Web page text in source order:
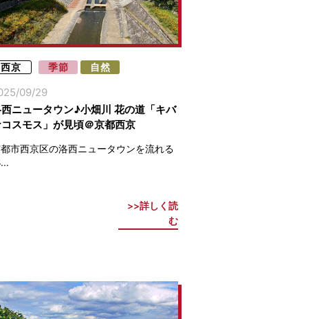
西京 季節 自然
09/29
ニュータウン♪小畑川 花の道「キバ
スモス」が見頃＠京都西京
市西京区の洛西ニュータウンを流れる
詳しく読
む